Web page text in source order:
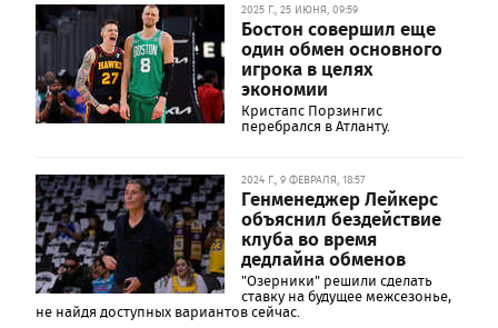
2025 Г., 25 ИЮНЯ, 09:59
Бостон совершил еще
один обмен основного
игрока в целях
экономии
Кристапс Порзингис
перебрался в Атланту.
2024 Г., 9 ФЕВРАЛЯ, 18:57
Генменеджер Лейкерс
объяснил бездействие
клуба во время
дедлайна обменов
"Озерники" решили сделать
ставку на будущее межсезонье,
не найдя доступных вариантов сейчас.